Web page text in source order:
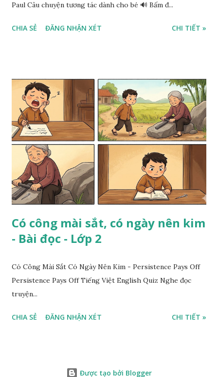
Paul Câu chuyện tương tác dành cho bé 🔊 Bấm đ...
CHIA SẺ ĐĂNG NHẬN XÉT CHI TIẾT »
Có công mài sắt, có ngày nên kim
- Bài đọc - Lớp 2
Có Công Mài Sắt Có Ngày Nên Kim - Persistence Pays Off
Persistence Pays Off Tiếng Việt English Quiz Nghe đọc
truyện...
CHIA SẺ ĐĂNG NHẬN XÉT CHI TIẾT »
Được tạo bởi Blogger